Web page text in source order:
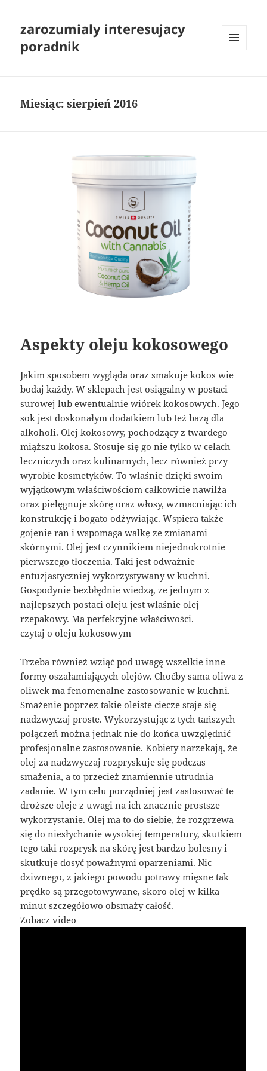
zarozumialy interesujacy
poradnik
Miesiąc:sierpień 2016
Aspekty oleju kokosowego
Jakim sposobem wygląda oraz smakuje kokos wie
bodaj każdy. W sklepach jest osiągalny w postaci
surowej lub ewentualnie wiórek kokosowych. Jego
sok jest doskonałym dodatkiem lub też bazą dla
alkoholi. Olej kokosowy, pochodzący z twardego
miąższu kokosa. Stosuje się go nie tylko w celach
leczniczych oraz kulinarnych, lecz również przy
wyrobie kosmetyków. To właśnie dzięki swoim
wyjątkowym właściwościom całkowicie nawilża
oraz pielęgnuje skórę oraz włosy, wzmacniając ich
konstrukcję i bogato odżywiając. Wspiera także
gojenie ran i wspomaga walkę ze zmianami
skórnymi. Olej jest czynnikiem niejednokrotnie
pierwszego tłoczenia. Taki jest odważnie
entuzjastyczniej wykorzystywany w kuchni.
Gospodynie bezbłędnie wiedzą, ze jednym z
najlepszych postaci oleju jest właśnie olej
rzepakowy. Ma perfekcyjne właściwości.
czytaj o oleju kokosowym
Trzeba również wziąć pod uwagę wszelkie inne
formy oszałamiających olejów. Choćby sama oliwa z
oliwek ma fenomenalne zastosowanie w kuchni.
Smażenie poprzez takie oleiste ciecze staje się
nadzwyczaj proste. Wykorzystując z tych tańszych
połączeń można jednak nie do końca uwzględnić
profesjonalne zastosowanie. Kobiety narzekają, że
olej za nadzwyczaj rozpryskuje się podczas
smażenia, a to przecież znamiennie utrudnia
zadanie. W tym celu porządniej jest zastosować te
droższe oleje z uwagi na ich znacznie prostsze
wykorzystanie. Olej ma to do siebie, że rozgrzewa
się do niesłychanie wysokiej temperatury, skutkiem
tego taki rozprysk na skórę jest bardzo bolesny i
skutkuje dosyć poważnymi oparzeniami. Nic
dziwnego, z jakiego powodu potrawy mięsne tak
prędko są przegotowywane, skoro olej w kilka
minut szczegółowo obsmaży całość.
Zobacz video